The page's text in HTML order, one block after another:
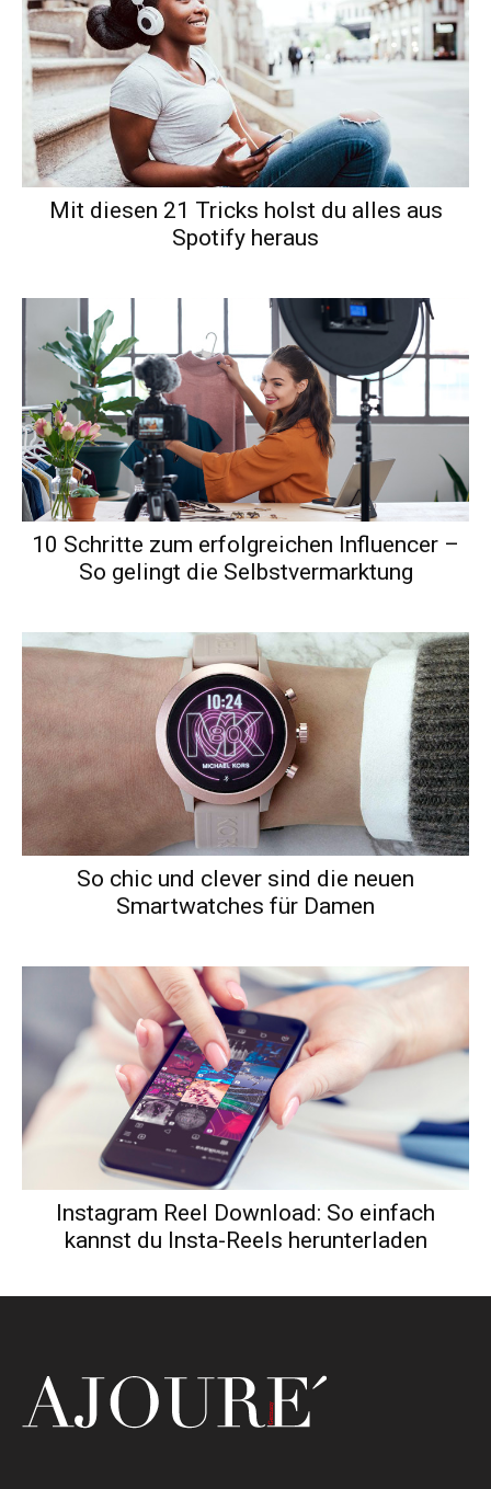
Mit diesen 21 Tricks holst du alles aus
Spotify heraus
10 Schritte zum erfolgreichen Influencer –
So gelingt die Selbstvermarktung
So chic und clever sind die neuen
Smartwatches für Damen
Instagram Reel Download: So einfach
kannst du Insta-Reels herunterladen